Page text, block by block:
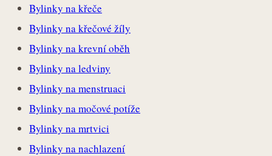
Bylinky na křeče
Bylinky na křečové žíly
Bylinky na krevní oběh
Bylinky na ledviny
Bylinky na menstruaci
Bylinky na močové potíže
Bylinky na mrtvici
Bylinky na nachlazení